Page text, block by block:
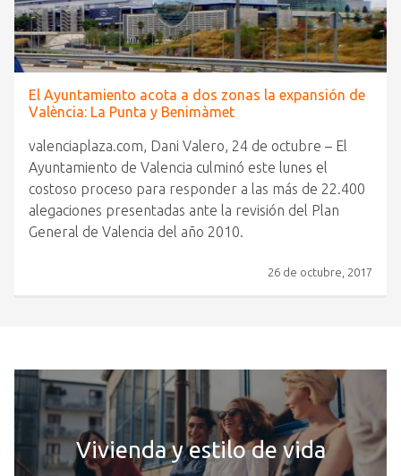
El Ayuntamiento acota a dos zonas la expansión de
València: La Punta y Benimàmet
valenciaplaza.com, Dani Valero, 24 de octubre – El
Ayuntamiento de Valencia culminó este lunes el
costoso proceso para responder a las más de 22.400
alegaciones presentadas ante la revisión del Plan
General de Valencia del año 2010.
26 de octubre, 2017
Vivienda y estilo de vida